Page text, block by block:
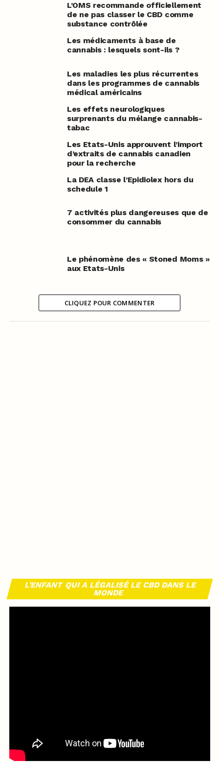
L’OMS recommande officiellement
de ne pas classer le CBD comme
substance contrôlée
Les médicaments à base de
cannabis : lesquels sont-ils ?
Les maladies les plus récurrentes
dans les programmes de cannabis
médical américains
Les effets neurologiques
surprenants du mélange cannabis-
tabac
Les Etats-Unis approuvent l’import
d’extraits de cannabis canadien
pour la recherche
La DEA classe l’Epidiolex hors du
schedule 1
7 activités plus dangereuses que de
consommer du cannabis
Le phénomène des « Stoned Moms »
aux Etats-Unis
CLIQUEZ POUR COMMENTER
L’ENFANT QUI A LÉGALISÉ LE CBD DANS LE
MONDE